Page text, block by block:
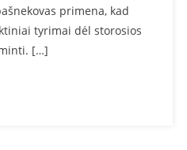
primena, kad
tyrimai dėl storosios
[…]